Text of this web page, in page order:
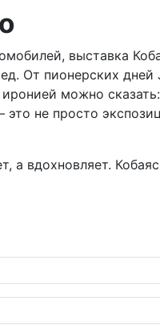
выставка
От пионерских
можно
не просто
а вдохновляет.